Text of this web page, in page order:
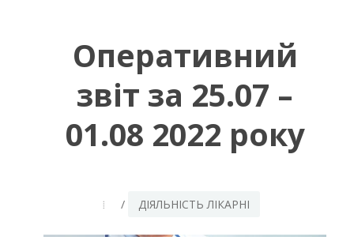
Оперативний
звіт за 25.07 –
01.08 2022 року
/ ДІЯЛЬНІСТЬ ЛІКАРНІ